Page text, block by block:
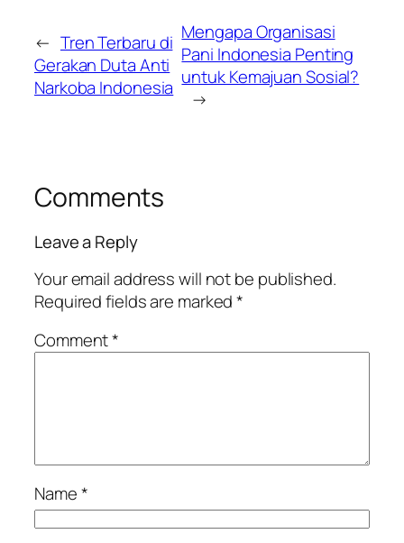
← Tren Terbaru di
Gerakan Duta Anti
Narkoba Indonesia
Mengapa Organisasi
Pani Indonesia Penting
untuk Kemajuan Sosial?
→
Comments
Leave a Reply
Your email address will not be published.
Required fields are marked*
Comment*
Name*